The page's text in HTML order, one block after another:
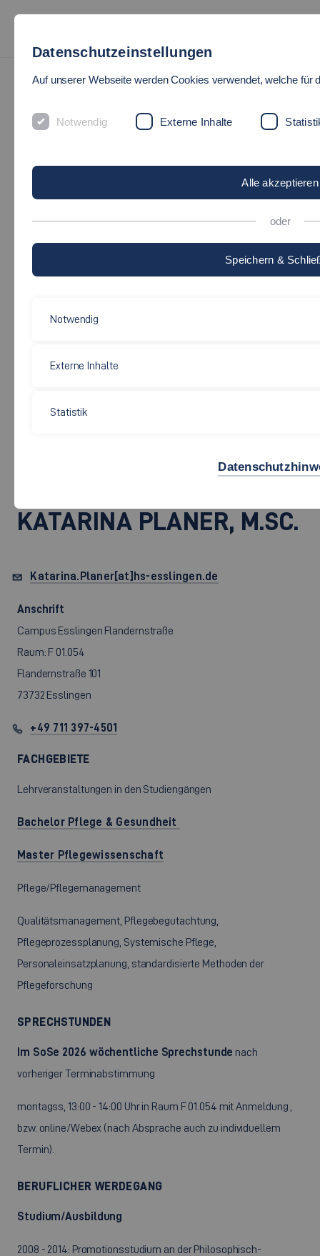
Soziale Arbeit, Bildung und Pflege
DIPL.-PFLEGEWIRTIN (FH)
KATARINA PLANER, M.SC.
Katarina.Planer[at]hs-esslingen.de
Anschrift
Campus Esslingen Flandernstraße
Raum: F 01.054
Flandernstraße 101
73732 Esslingen
+49 711 397-4501
FACHGEBIETE
Lehrveranstaltungen in den Studiengängen
Bachelor Pflege & Gesundheit
Master Pflegewissenschaft
Pflege/Pflegemanagement
Qualitätsmanagement, Pflegebegutachtung,
Pflegeprozessplanung, Systemische Pflege,
Personaleinsatzplanung, standardisierte Methoden der
Pflegeforschung
SPRECHSTUNDEN
Im SoSe 2026 wöchentliche Sprechstunde nach
vorheriger Terminabstimmung
montagss, 13:00 - 14:00 Uhr in Raum F 01.054 mit Anmeldung ,
bzw. online/Webex (nach Absprache auch zu individuellem
Termin).
BERUFLICHER WERDEGANG
Studium/Ausbildung
2008 - 2014: Promotionsstudium an der Philosophisch-
Datenschutzeinstellungen
Auf unserer Webseite werden Cookies verwendet, welche für
Notwendig Externe Inhalte
Alle akzeptieren
oder
Speichern &
Notwendig
Externe Inhalte
Statistik